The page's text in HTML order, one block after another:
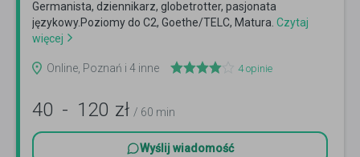
Germanista, dziennikarz, globetrotter, pasjonata
językowy.Poziomy do C2, Goethe/TELC, Matura. Czytaj
więcej
Online, Poznań i 4 inne 4opinie
40 - 120 zł / 60 min
Wyślij wiadomość